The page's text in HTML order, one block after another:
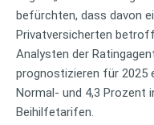
befürchten, dass davon
Privatversicherten
Analysten der
prognostizieren für 2025
Normal- und 4,3 Prozent
Beihilfetarifen.